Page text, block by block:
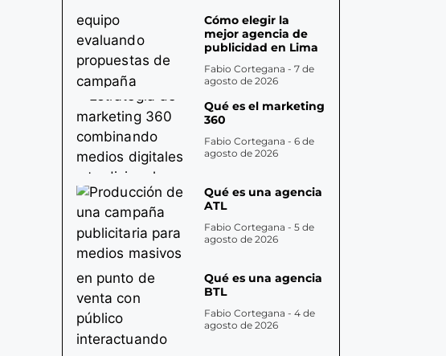
Cómo elegir la
mejor agencia de
publicidad en Lima
Fabio Cortegana 7 de
agosto de 2026
Qué es el marketing
360
Fabio Cortegana 6 de
agosto de 2026
Qué es una agencia
ATL
Fabio Cortegana 5 de
agosto de 2026
Qué es una agencia
BTL
Fabio Cortegana 4 de
agosto de 2026